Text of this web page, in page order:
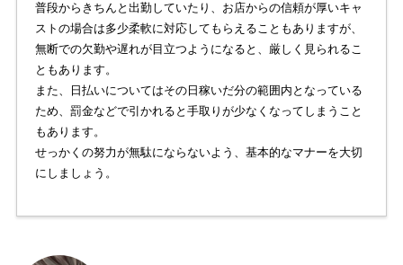
普段からきちんと出勤していたり、お店からの信頼が厚いキャ
ストの場合は多少柔軟に対応してもらえることもありますが、
無断での欠勤や遅れが目立つようになると、厳しく見られるこ
ともあります。
また、日払いについてはその日稼いだ分の範囲内となっている
ため、罰金などで引かれると手取りが少なくなってしまうこと
もあります。
せっかくの努力が無駄にならないよう、基本的なマナーを大切
にしましょう。